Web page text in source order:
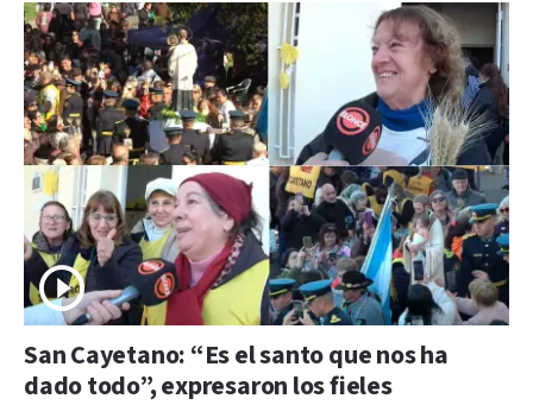
San Cayetano: “Es el santo que nos ha
dado todo”, expresaron los fieles